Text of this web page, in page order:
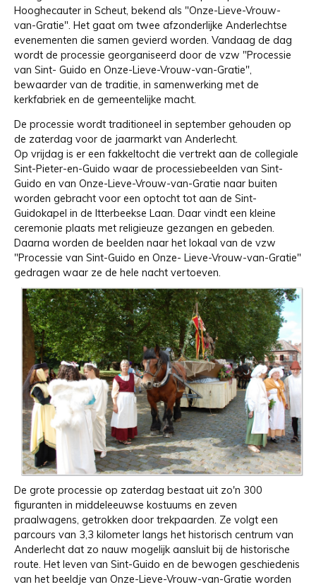
Hooghecauter in Scheut, bekend als "Onze-Lieve-Vrouw-
van-Gratie". Het gaat om twee afzonderlijke Anderlechtse
evenementen die samen gevierd worden. Vandaag de dag
wordt de processie georganiseerd door de vzw "Processie
van Sint- Guido en Onze-Lieve-Vrouw-van-Gratie",
bewaarder van de traditie, in samenwerking met de
kerkfabriek en de gemeentelijke macht.
De processie wordt traditioneel in september gehouden op
de zaterdag voor de jaarmarkt van Anderlecht.
Op vrijdag is er een fakkeltocht die vertrekt aan de collegiale
Sint-Pieter-en-Guido waar de processiebeelden van Sint-
Guido en van Onze-Lieve-Vrouw-van-Gratie naar buiten
worden gebracht voor een optocht tot aan de Sint-
Guidokapel in de Itterbeekse Laan. Daar vindt een kleine
ceremonie plaats met religieuze gezangen en gebeden.
Daarna worden de beelden naar het lokaal van de vzw
"Processie van Sint-Guido en Onze- Lieve-Vrouw-van-Gratie"
gedragen waar ze de hele nacht vertoeven.
De grote processie op zaterdag bestaat uit zo'n 300
figuranten in middeleeuwse kostuums en zeven
praalwagens, getrokken door trekpaarden. Ze volgt een
parcours van 3,3 kilometer langs het historisch centrum van
Anderlecht dat zo nauw mogelijk aansluit bij de historische
route. Het leven van Sint-Guido en de bewogen geschiedenis
van het beeldje van Onze-Lieve-Vrouw-van-Gratie worden